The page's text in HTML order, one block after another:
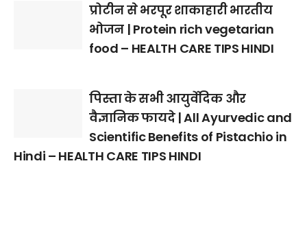
प्रोटीन से भरपूर शाकाहारी भारतीय
भोजन | Protein rich vegetarian
food – HEALTH CARE TIPS HINDI
पिस्ता के सभी आयुर्वेदिक और
वैज्ञानिक फायदे | All Ayurvedic and
Scientific Benefits of Pistachio in
Hindi – HEALTH CARE TIPS HINDI